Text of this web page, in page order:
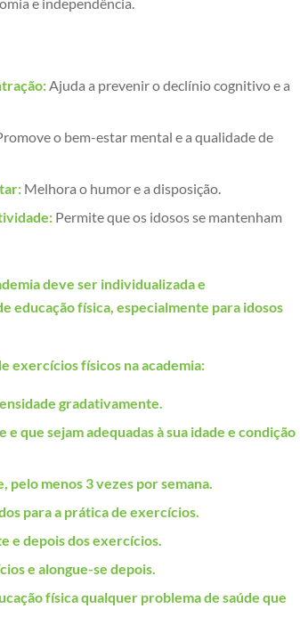
Ajuda a prevenir o declínio cognitivo e a
o bem-estar mental e a qualidade de
Melhora o humor e a disposição.
Permite que os idosos se mantenham
deve ser individualizada e
educação física, especialmente para idosos
exercícios físicos na academia:
gradativamente.
que sejam adequadas à sua idade e condição
pelo menos 3 vezes por semana.
para a prática de exercícios.
e depois dos exercícios.
e alongue-se depois.
física qualquer problema de saúde que